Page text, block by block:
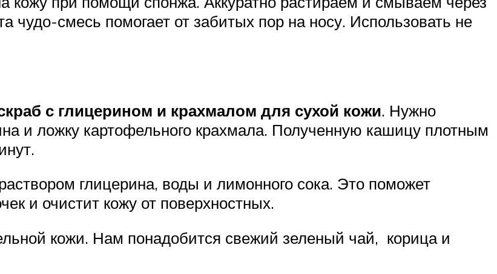
чудо-смесь помогает от забитых пор на носу. Использовать не
с глицерином и крахмалом для сухой кожи. Нужно
и ложку картофельного крахмала. Полученную кашицу плотным
глицерина, воды и лимонного сока. Это поможет
и очистит кожу от поверхностных.
кожи. Нам понадобится свежий зеленый чай, корица и